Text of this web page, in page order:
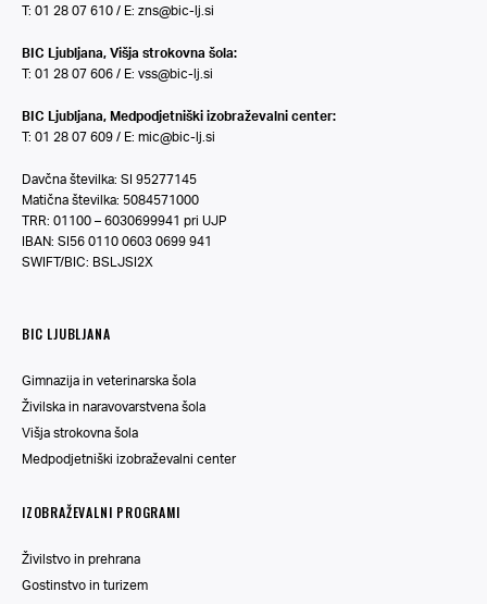
T: 01 28 07 610 / E: zns@bic-lj.si
BIC Ljubljana, Višja strokovna šola:
T: 01 28 07 606 / E: vss@bic-lj.si
BIC Ljubljana, Medpodjetniški izobraževalni center:
T: 01 28 07 609 / E: mic@bic-lj.si
Davčna številka: SI 95277145
Matična številka: 5084571000
TRR: 01100 – 6030699941 pri UJP
IBAN: SI56 0110 0603 0699 941
SWIFT/BIC: BSLJSI2X
BIC LJUBLJANA
Gimnazija in veterinarska šola
Živilska in naravovarstvena šola
Višja strokovna šola
Medpodjetniški izobraževalni center
IZOBRAŽEVALNI PROGRAMI
Živilstvo in prehrana
Gostinstvo in turizem